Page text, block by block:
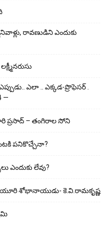
రావణుడిని ఎందుకు
ఎలా .. ఎక్క‌డ‌-ప్రొఫెసర్ .
—
ప్రసాద్ – తంగిరాల సోని
ప‌నికొచ్చేనా?
ఎందుకు లేవు?
శోభానాయుడు- కె.వి.రామకృష్ణ